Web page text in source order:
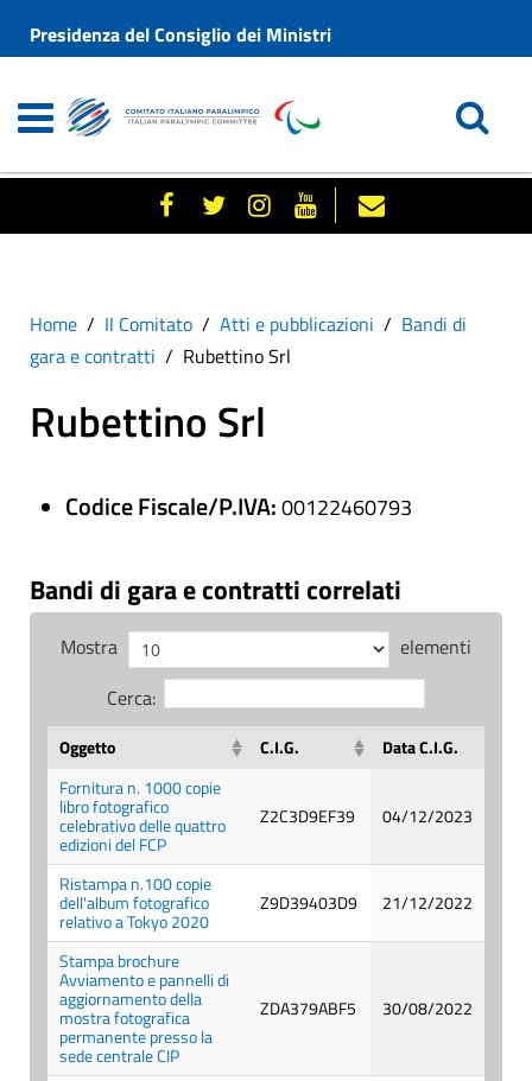
Presidenza del Consiglio dei Ministri
Home Il Comitato Atti e pubblicazioni
Bandi di
gara e contratti
Rubettino Srl
Rubettino Srl
Codice Fiscale/P.IVA:00122460793
Bandi di gara e contratti correlati
Mostra
elementi
Cerca:
Oggetto C.I.G.
Data C.I.G.
Fornitura n. 1000 copie
libro fotografico
celebrativo delle quattro
edizioni del FCP
Z2C3D9EF39 04/12/2023
Ristampa n.100 copie
dell'album fotografico
relativo a Tokyo 2020
Z9D39403D9 21/12/2022
Stampa brochure
Avviamento e pannelli di
aggiornamento della
mostra fotografica
permanente presso la
sede centrale CIP
ZDA379ABF5 30/08/2022